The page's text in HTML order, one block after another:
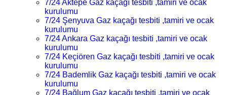
7/24 Aktepe Gaz kaçağı tesbiti ,tamiri ve ocak
kurulumu
7/24 Şenyuva Gaz kaçağı tesbiti ,tamiri ve ocak
kurulumu
7/24 Ankara Gaz kaçağı tesbiti ,tamiri ve ocak
kurulumu
7/24 Keçiören Gaz kaçağı tesbiti ,tamiri ve ocak
kurulumu
7/24 Bademlik Gaz kaçağı tesbiti ,tamiri ve ocak
kurulumu
7/24 Bağlum Gaz kaçağı tesbiti ,tamiri ve ocak